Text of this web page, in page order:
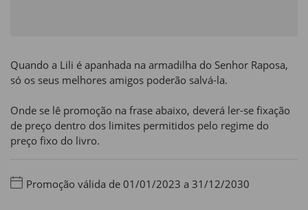
Quando a Lili é apanhada na armadilha do Senhor Raposa,
só os seus melhores amigos poderão salvá-la.
Onde se lê promoção na frase abaixo, deverá ler-se fixação
de preço dentro dos limites permitidos pelo regime do
preço fixo do livro.
Promoção válida de 01/01/2023 a 31/12/2030